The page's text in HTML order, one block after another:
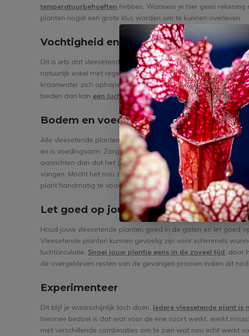
temperatuurbehoeften hebben. Wanneer je hier geen
planten nogal een grote klus worden om te kunnen overleven.
Vochtigheid en water
Dit is iets dat vleesetende planten over het algemeen allemaal
natuurlijk enkel met regenwater, gedestilleerd water of
kraanwater zich ophopen en jouw planten kunnen
bieden dan kan een luchtbevochtiger of een gesloten
Bodem en voeding
Alle vleesetende planten doen het perfect in onze eigen aarde
en is voedingsarm. Zorg er dan ook voor dat je jouw
aanrichten dan dat het goed kan doen. Vleesetende planten
vangen. Mocht het nou zo zijn dat jouw ruimte geheel insect vrij
plant handmatig te voorzien van een insect indien dit nodig is.
Let goed op jouw planten en het
Houd jouw vleesetende planten goed in de gaten en let goed
Vleesetende planten kunnen gevoelig zijn voor schimmels
luchtcirculatie. Snoei jouw plantje eens in de zoveel tijd, door
de overgebleven resten van de gevangen prooien indien dit
Experimenteer
Dit blijf je waarschijnlijk toch doen. Iedere vleesetende plant is
hiermee bedoel is dat wat voor de ene soort werkt, werkt
met verschillende combinaties om te zien wat nou echt werkt